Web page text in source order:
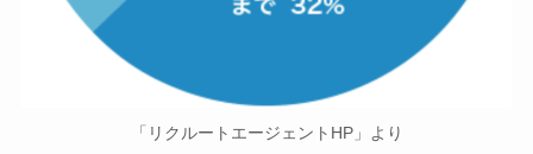
「リクルートエージェントHP」より